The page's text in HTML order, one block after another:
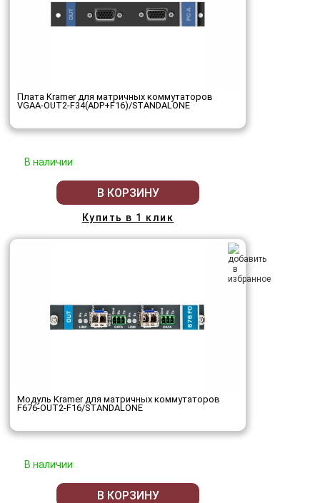
Плата Kramer для матричных коммутаторов
VGAA-OUT2-F34(ADP+F16)/STANDALONE
В наличии
В КОРЗИНУ
Купить в 1 клик
Модуль Kramer для матричных коммутаторов
F676-OUT2-F16/STANDALONE
В наличии
В КОРЗИНУ